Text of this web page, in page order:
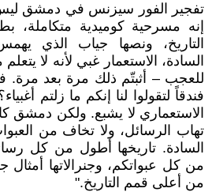
تفجير الفور سيزنس في دمشق
إنه مسرحية كوميدية متكاملة،
التاريخ، ونصها جياب الذي
السادة، الاستعمار غبي لأنه لا
للعجب – أثبتّم ذلك مرة بعد مرة.
فندقاً لتقولوا لنا إنكم ما زلتم
الاستعماري لا يشبع. ولكن دمشق
تهاب الرسائل، ولا تخاف من
السادة. تاريخها أطول من كل
من كل عبواتكم، وجنرالاتها
من أعلى قمم التاريخ."